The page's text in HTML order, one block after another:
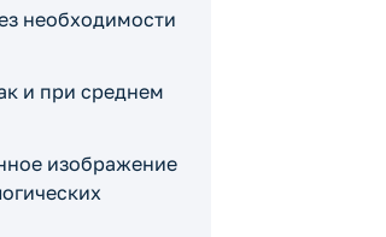
необходимости
и при среднем
изображение